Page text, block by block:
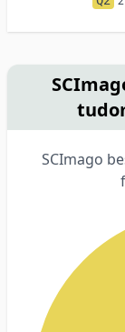
SCImago